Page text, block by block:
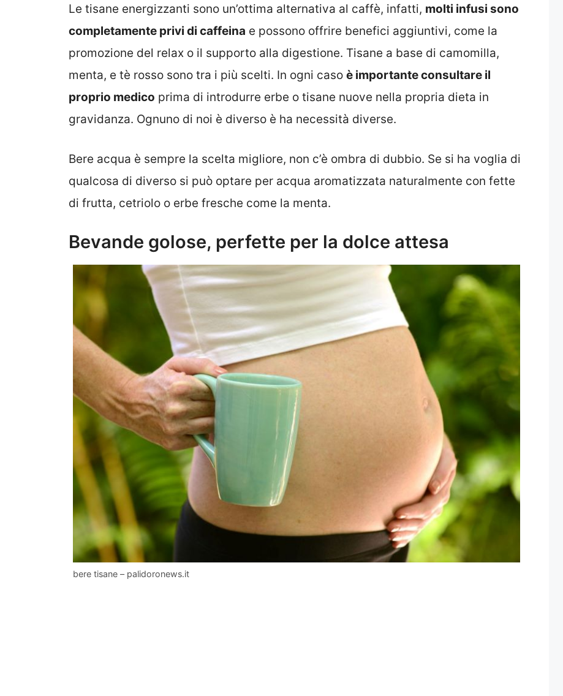
Le tisane energizzanti sono un’ottima alternativa al caffè, infatti, molti infusi sono
completamente privi di caffeina e possono offrire benefici aggiuntivi, come la
promozione del relax o il supporto alla digestione. Tisane a base di camomilla,
menta, e tè rosso sono tra i più scelti. In ogni caso è importante consultare il
proprio medico prima di introdurre erbe o tisane nuove nella propria dieta in
gravidanza. Ognuno di noi è diverso è ha necessità diverse.
Bere acqua è sempre la scelta migliore, non c’è ombra di dubbio. Se si ha voglia di
qualcosa di diverso si può optare per acqua aromatizzata naturalmente con fette
di frutta, cetriolo o erbe fresche come la menta.
Bevande golose, perfette per la dolce attesa
bere tisane – palidoronews.it